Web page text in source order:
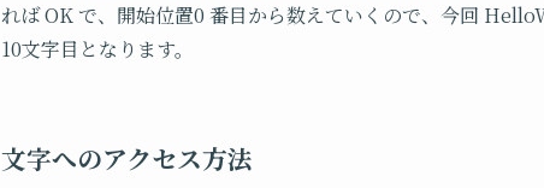
れば OK で、開始位置0 番目から数えていくので、今回
10文字目となります。
文字へのアクセス方法